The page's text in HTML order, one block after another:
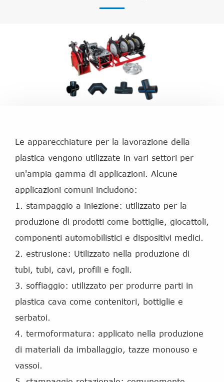
Le apparecchiature per la lavorazione della
plastica vengono utilizzate in vari settori per
un'ampia gamma di applicazioni. Alcune
applicazioni comuni includono:
1. stampaggio a iniezione: utilizzato per la
produzione di prodotti come bottiglie, giocattoli,
componenti automobilistici e dispositivi medici.
2. estrusione: Utilizzato nella produzione di
tubi, tubi, cavi, profili e fogli.
3. soffiaggio: utilizzato per produrre parti in
plastica cava come contenitori, bottiglie e
serbatoi.
4. termoformatura: applicato nella produzione
di materiali da imballaggio, tazze monouso e
vassoi.